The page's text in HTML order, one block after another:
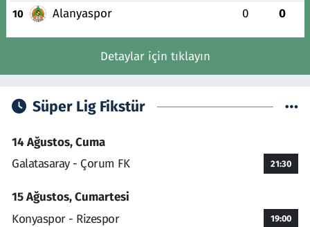
10 Alanyaspor 0 0
Detaylar için tıklayın
Süper Lig Fikstür
14 Ağustos, Cuma
Galatasaray - Çorum FK
21:30
15 Ağustos, Cumartesi
Konyaspor - Rizespor
19:00